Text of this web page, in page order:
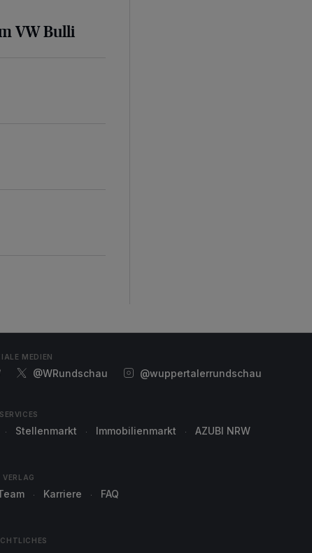
VW Bulli
MEDIEN
@WRundschau @wuppertalerrundschau
SERVICES
Stellenmarkt Immobilienmarkt AZUBI NRW
VERLAG
Karriere FAQ